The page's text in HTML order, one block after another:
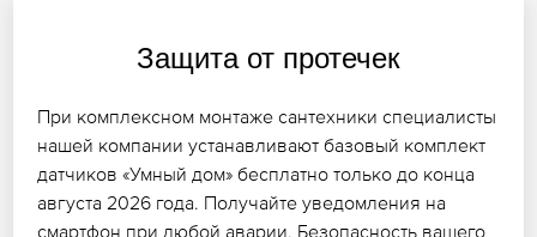
Защита от протечек
При комплексном монтаже сантехники специалисты
нашей компании устанавливают базовый комплект
датчиков «Умный дом» бесплатно только до конца
августа 2026 года. Получайте уведомления на
смартфон при любой аварии. Безопасность вашего